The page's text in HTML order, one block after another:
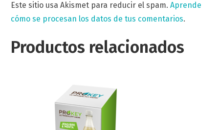
Este sitio usa Akismet para reducir el spam.Aprende
cómo se procesan los datos de tus comentarios.
Productos relacionados